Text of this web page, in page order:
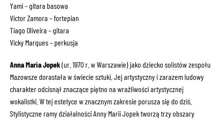
Yami – gitara basowa
Victor Zamora – fortepian
Tiago Oliveira – gitara
Vicky Marques – perkusja
Anna Maria Jopek(ur. 1970 r. w Warszawie) jako dziecko solistów zespołu
Mazowsze dorastała w świecie sztuki. Jej artystyczny i zarazem ludowy
charakter odcisnął znaczące piętno na wrażliwości artystycznej
wokalistki. W tej estetyce w znacznym zakresie porusza się do dziś.
Stylistyczne ramy działalności Anny Marii Jopek tworzą trzy obszary